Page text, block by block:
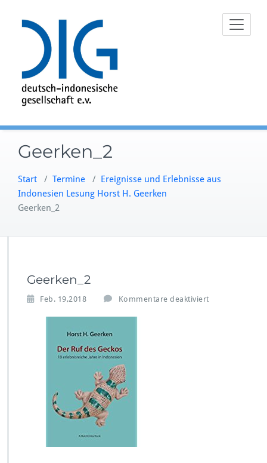
Inhalt
Geerken_2
Start / Termine / Ereignisse und Erlebnisse aus
Indonesien Lesung Horst H. Geerken
Geerken_2
Geerken_2
Feb. 19,2018 Kommentare deaktiviert